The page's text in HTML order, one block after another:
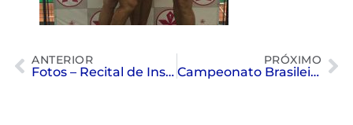
ANTERIOR
Fotos – Recital de Instrumentos Musicais
PRÓXIMO
Campeonato Brasileiro de Categorias – Nado Sincronizado